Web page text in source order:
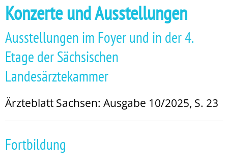
Konzerte und Ausstellungen
Ausstellungen im Foyer und in der 4.
Etage der Sächsischen
Landesärztekammer
Ärzteblatt Sachsen: Ausgabe 10/2025, S. 23
Fortbildung